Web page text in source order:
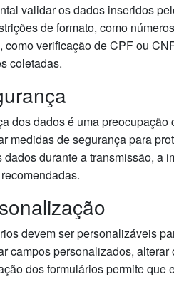
validar os dados inseridos
de formato, como
como verificação de CPF ou
coletadas.
dos dados é uma
medidas de segurança para
dados durante a transmissão, a
devem ser personalizáveis
campos personalizados,
dos formulários permite